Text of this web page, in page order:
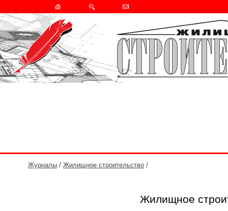
Журналы / Жилищное строительство /
Жилищное